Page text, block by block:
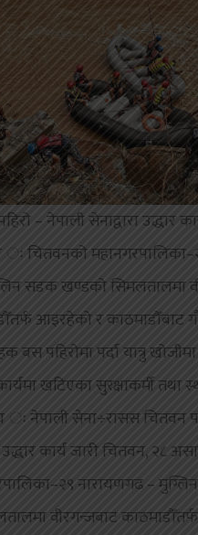
– नेपाली सेनाद्वारा उद्धार
ः चितवनको
सडक खण्डको सिमलतालमा
आइरहेको र काठमाडौँबाट
बस पहिरोमा पर्दा यात्रु
खटिएका सुरक्षाकर्मी तथा
ः नेपाली सेना÷रासस चितवन
उद्धार कार्य जारी चितवन, २८
नारायणगढ –
वीरगन्जबाट